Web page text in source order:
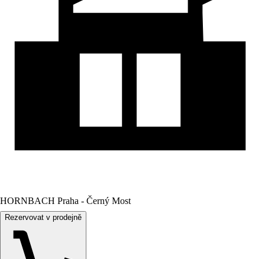
HORNBACH Praha - Černý Most
Rezervovat v prodejně